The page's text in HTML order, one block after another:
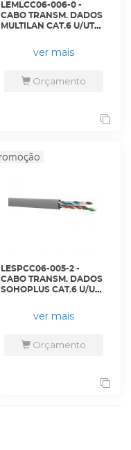
LEMLCC06-006-0 -
CABO TRANSM. DADOS
MULTILAN CAT.6 U/UTP
CX 305M - 23400219 -
LIGHTERAver mais
Orçamento
LESPCC06-005-2 -
CABO TRANSM. DADOS
SOHOPLUS CAT.6 U/UTP
CMX ROHS CX 305M -
23400200 - LIGHTERA
ver mais
Orçamento